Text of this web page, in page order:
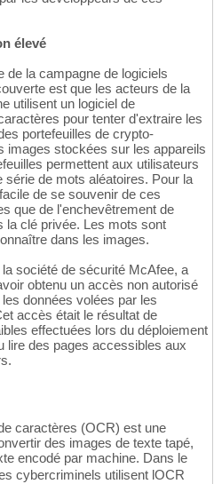
élevé
de la campagne de logiciels
est que les acteurs de la
utilisent un logiciel de
pour tenter d'extraire les
portefeuilles de crypto-
images stockées sur les appareils
permettent aux utilisateurs
série de mots aléatoires. Pour la
de se souvenir de ces
que de l'enchevêtrement de
la clé privée. Les mots sont
dans les images.
société de sécurité McAfee, a
obtenu un accès non autorisé
données volées par les
accès était le résultat de
effectuées lors du déploiement
lire des pages accessibles aux
caractères (OCR) est une
des images de texte tapé,
encodé par machine. Dans le
cybercriminels utilisent lOCR